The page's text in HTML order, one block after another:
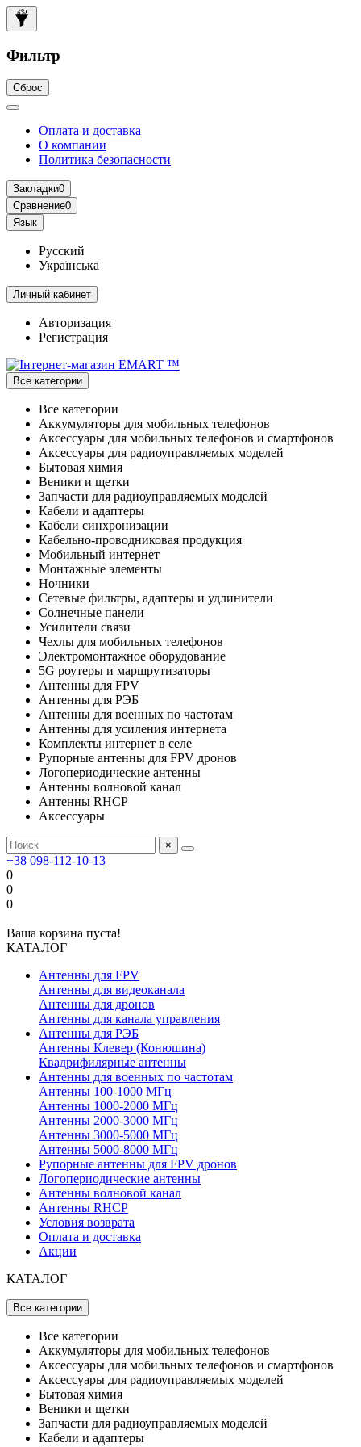
Фильтр
Сброс
Оплата и доставка
О компании
Политика безопасности
Закладки0
Сравнение0
Язык
Русский
Українська
Личный кабинет
Авторизация
Регистрация
Все категории
Все категории
Аккумуляторы для мобильных телефонов
Аксессуары для мобильных телефонов и смартфонов
Аксессуары для радиоуправляемых моделей
Бытовая химия
Веники и щетки
Запчасти для радиоуправляемых моделей
Кабели и адаптеры
Кабели синхронизации
Кабельно-проводниковая продукция
Мобильный интернет
Монтажные элементы
Ночники
Сетевые фильтры, адаптеры и удлинители
Солнечные панели
Усилители связи
Чехлы для мобильных телефонов
Электромонтажное оборудование
5G роутеры и маршрутизаторы
Антенны для FPV
Антенны для РЭБ
Антенны для военных по частотам
Антенны для усиления интернета
Комплекты интернет в селе
Рупорные антенны для FPV дронов
Логопериодические антенны
Антенны волновой канал
Антенны RHCP
Аксессуары
×
+38 098-112-10-13
0
0
0
Ваша корзина пуста!
КАТАЛОГ
Антенны для FPV
Антенны для видеоканала
Антенны для дронов
Антенны для канала управления
Антенны для РЭБ
Антенны Клевер (Конюшина)
Квадрифилярные антенны
Антенны для военных по частотам
Антенны 100-1000 МГц
Антенны 1000-2000 МГц
Антенны 2000-3000 МГц
Антенны 3000-5000 МГц
Антенны 5000-8000 МГц
Рупорные антенны для FPV дронов
Логопериодические антенны
Антенны волновой канал
Антенны RHCP
Условия возврата
Оплата и доставка
Акции
КАТАЛОГ
Все категории
Все категории
Аккумуляторы для мобильных телефонов
Аксессуары для мобильных телефонов и смартфонов
Аксессуары для радиоуправляемых моделей
Бытовая химия
Веники и щетки
Запчасти для радиоуправляемых моделей
Кабели и адаптеры